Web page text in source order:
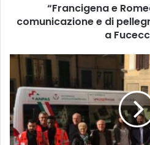
o
a
a
n
“Francigena e
comunicazione e di
a
U
o
v
o